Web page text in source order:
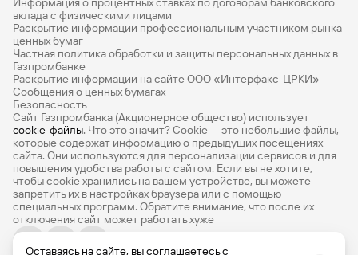
Банковские вклады на 3 месяца
Вклады с высоким процентом
Калькулятор вкладов
Виртуальные карты
Премиум
РКО
Ипотечный калькулятор
Кредитный калькулятор
Про Финансы
вклада с физическими лицами
Раскрытие информации профессиональным участником рынка
ценных бумаг
Частная политика обработки и защиты персональных данных в
Газпромбанке
Раскрытие информации на сайте ООО «Интерфакс-ЦРКИ»
Сообщения о ценных бумагах
Безопасность
Сайт Газпромбанка (Акционерное общество) использует
cookie-файлы. Что это значит? Сookie — это небольшие файлы,
которые содержат информацию о предыдущих посещениях
сайта. Они используются для персонализации сервисов и для
повышения удобства работы с сайтом. Если вы не хотите,
чтобы сookie хранились на вашем устройстве, вы можете
запретить их в настройках браузера или с помощью
специальных программ. Обратите внимание, что после их
отключения сайт может работать хуже
Оставаясь на сайте, вы соглашаетесь с